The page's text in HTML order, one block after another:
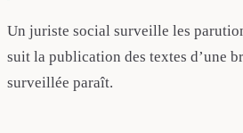
Un juriste social surveille les
suit la publication des textes d’une
surveillée paraît.